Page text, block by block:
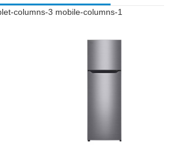
columns-3 mobile-columns-1